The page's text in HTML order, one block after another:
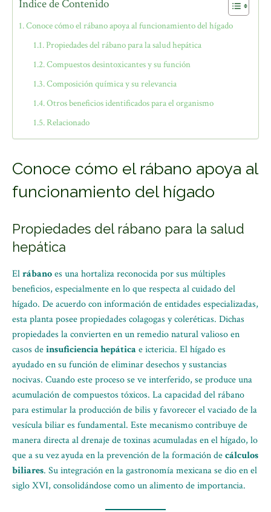
Índice de Contenido
Conoce cómo el rábano apoya al funcionamiento del hígado
Propiedades del rábano para la salud hepática
Compuestos desintoxicantes y su función
Composición química y su relevancia
Otros beneficios identificados para el organismo
Relacionado
Conoce cómo el rábano apoya al
funcionamiento del hígado
Propiedades del rábano para la salud
hepática
Elrábanoes una hortaliza reconocida por sus múltiples
beneficios, especialmente en lo que respecta al cuidado del
hígado. De acuerdo con información de entidades especializadas,
esta planta posee propiedades colagogas y coleréticas. Dichas
propiedades la convierten en un remedio natural valioso en
casos deinsuficiencia hepática e ictericia. El hígado es
ayudado en su función de eliminar desechos y sustancias
nocivas. Cuando este proceso se ve interferido, se produce una
acumulación de compuestos tóxicos. La capacidad del rábano
para estimular la producción de bilis y favorecer el vaciado de la
vesícula biliar es fundamental. Este mecanismo contribuye de
manera directa al drenaje de toxinas acumuladas en el hígado, lo
que a su vez ayuda en la prevención de la formación decálculos
biliares. Su integración en la gastronomía mexicana se dio en el
siglo XVI, consolidándose como un alimento de importancia.